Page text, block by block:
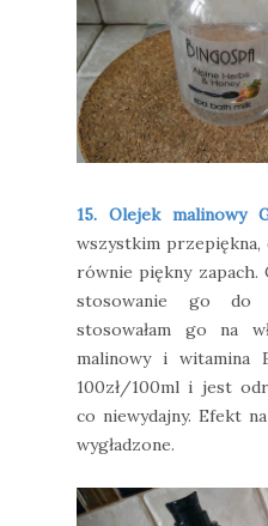
15. Olejek malinowy
wszystkim
równie piękny zapach.
stosowanie go do
stosowałam go na
malinowy i witamina
100zł/100ml i jest
co niewydajny. Efekt
wygładzone.